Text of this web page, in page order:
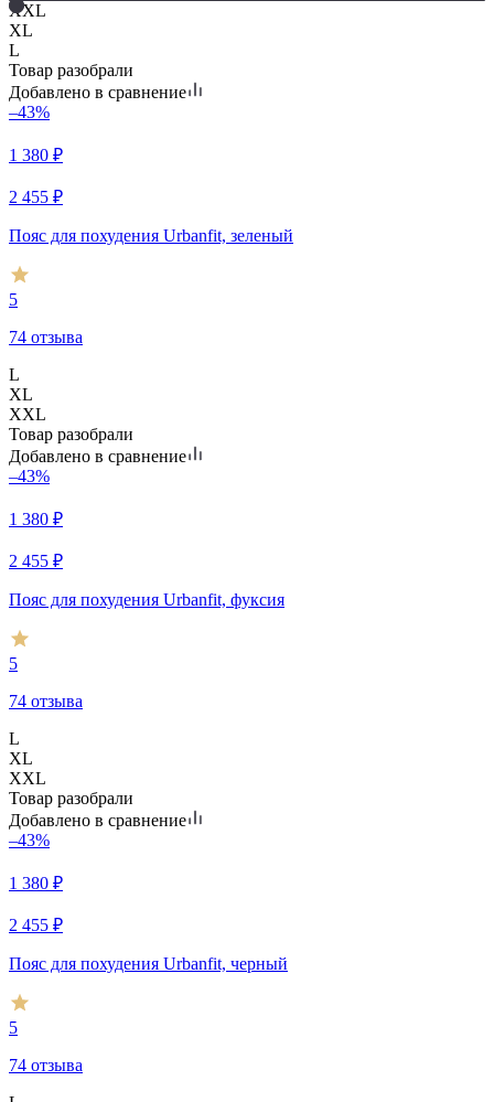
XXL
XL
L
Товар разобрали
Добавлено в сравнение
–43%
1 380 ₽
2 455 ₽
Пояс для похудения Urbanfit, зеленый
5
74 отзыва
L
XL
XXL
Товар разобрали
Добавлено в сравнение
–43%
1 380 ₽
2 455 ₽
Пояс для похудения Urbanfit, фуксия
5
74 отзыва
L
XL
XXL
Товар разобрали
Добавлено в сравнение
–43%
1 380 ₽
2 455 ₽
Пояс для похудения Urbanfit, черный
5
74 отзыва